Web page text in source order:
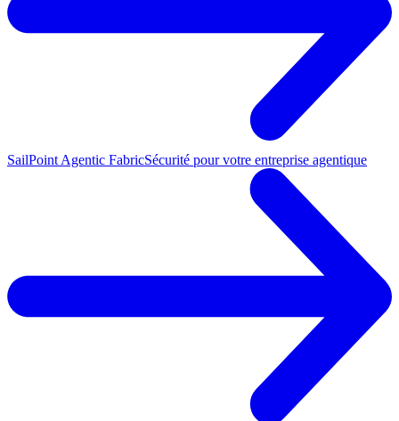
SailPoint Agentic FabricSécurité pour votre entreprise agentique